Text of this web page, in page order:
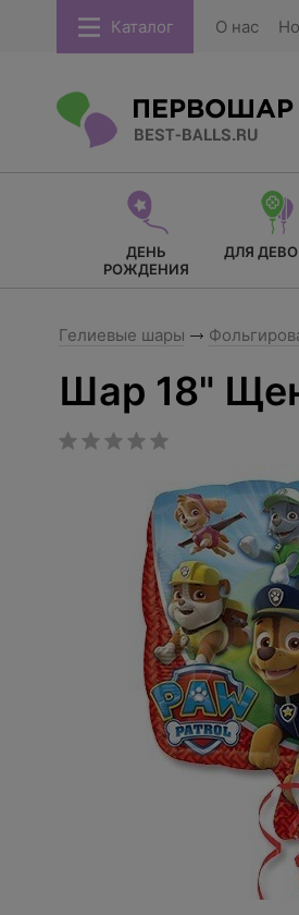
Каталог О нас
ДЕНЬ
РОЖДЕНИЯ
ДЛЯ
Гелиевые шары
Шар 18"